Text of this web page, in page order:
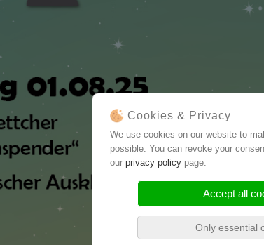
Cookies & Privacy
We use cookies on our website to
possible. You can revoke your
our privacy policypage.
Accept all
Only essential